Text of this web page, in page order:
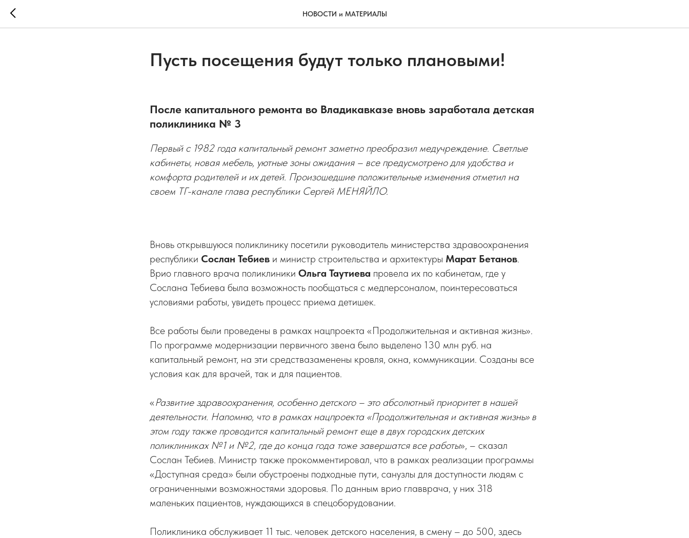
НОВОСТИ и МАТЕРИАЛЫ
Пусть посещения будут только плановыми!
После капитального ремонта во Владикавказе вновь заработала детская
поликлиника № 3
Первый с 1982 года капитальный ремонт заметно преобразил медучреждение. Светлые
кабинеты, новая мебель, уютные зоны ожидания – все предусмотрено для удобства и
комфорта родителей и их детей. Произошедшие положительные изменения отметил на
своем ТГ-канале глава республики Сергей МЕНЯЙЛО.
Вновь открывшуюся поликлинику посетили руководитель министерства здравоохранения
республики Сослан Тебиев и министр строительства и архитектуры Марат Бетанов.
Врио главного врача поликлиники Ольга Таутиева провела их по кабинетам, где у
Сослана Тебиева была возможность пообщаться с медперсоналом, поинтересоваться
условиями работы, увидеть процесс приема детишек.
Все работы были проведены в рамках нацпроекта «Продолжительная и активная жизнь».
По программе модернизации первичного звена было выделено 130 млн руб. на
капитальный ремонт, на эти средствазаменены кровля, окна, коммуникации. Созданы все
условия как для врачей, так и для пациентов.
«Развитие здравоохранения, особенно детского – это абсолютный приоритет в нашей
деятельности. Напомню, что в рамках нацпроекта «Продолжительная и активная жизнь» в
этом году также проводится капитальный ремонт еще в двух городских детских
поликлиниках №1 и №2, где до конца года тоже завершатся все работы», – сказал
Сослан Тебиев. Министр также прокомментировал, что в рамках реализации программы
«Доступная среда» были обустроены подходные пути, санузлы для доступности людям с
ограниченными возможностями здоровья. По данным врио главврача, у них 318
маленьких пациентов, нуждающихся в спецоборудовании.
Поликлиника обслуживает 11 тыс. человек детского населения, в смену – до 500, здесь